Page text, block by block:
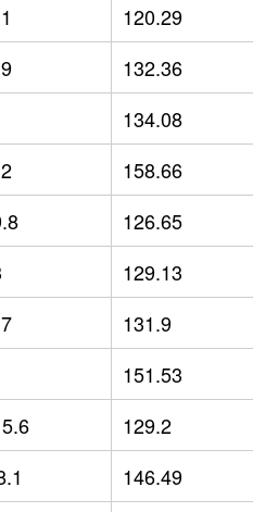
120.29
132.36
134.08
158.66
126.65
129.13
131.9
151.53
129.2
146.49